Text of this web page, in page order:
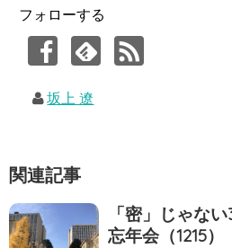
フォローする
坂上 遼
関連記事
「密」じゃな
忘年会（1215）